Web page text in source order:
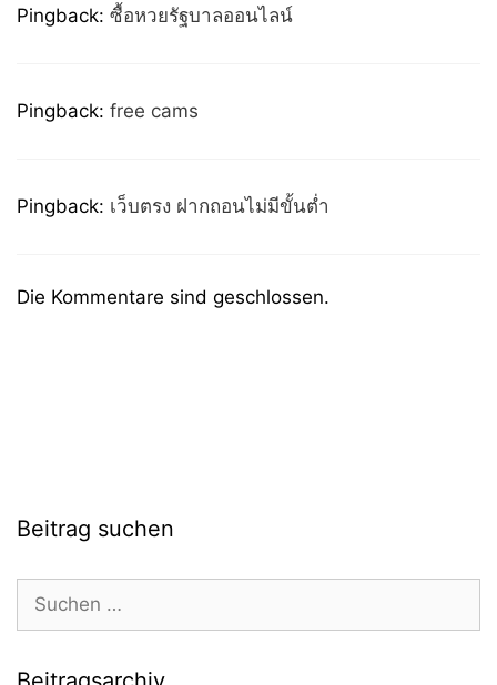
Pingback: ซื้อหวยรัฐบาลออนไลน์
Pingback: free cams
Pingback: เว็บตรง ฝากถอนไม่มีขั้นต่ำ
Die Kommentare sind geschlossen.
Beitrag suchen
nach: